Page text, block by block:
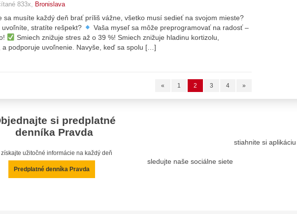
833x, Bronislava
sa musíte každý deň brať príliš vážne, všetko musí sedieť na svojom mieste?
stratíte rešpekt?
Vaša myseľ sa môže preprogramovať na radosť –
Smiech znižuje stres až o 39 %! Smiech znižuje hladinu kortizolu,
a podporuje uvoľnenie. Navyše, keď sa spolu […]
« 1 2 3 4 »
si predplatné
denníka Pravda
získajte užitočné informácie na každý deň
Predplatné denníka Pravda
sledujte naše sociálne siete
stiahnite si